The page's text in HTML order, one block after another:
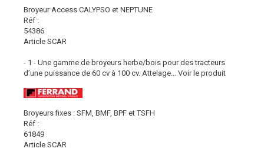
Broyeur Access CALYPSO et NEPTUNE
Réf :
54386
Article SCAR
- 1 - Une gamme de broyeurs herbe/bois pour des tracteurs
d’une puissance de 60 cv à 100 cv. Attelage...
Voir le produit
Broyeurs fixes : SFM, BMF, BPF et TSFH
Réf :
61849
Article SCAR